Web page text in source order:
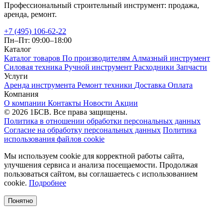
Профессиональный строительный инструмент: продажа,
аренда, ремонт.
+7 (495) 106-62-22
Пн–Пт: 09:00–18:00
Каталог
Каталог товаров По производителям Алмазный инструмент
Силовая техника Ручной инструмент Расходники Запчасти
Услуги
Аренда инструмента Ремонт техники Доставка Оплата
Компания
О компании Контакты Новости Акции
© 2026 1БСВ. Все права защищены.
Политика в отношении обработки персональных данных
Согласие на обработку персональных данных Политика
использования файлов cookie
Мы используем cookie для корректной работы сайта,
улучшения сервиса и анализа посещаемости. Продолжая
пользоваться сайтом, вы соглашаетесь с использованием
cookie. Подробнее
Понятно